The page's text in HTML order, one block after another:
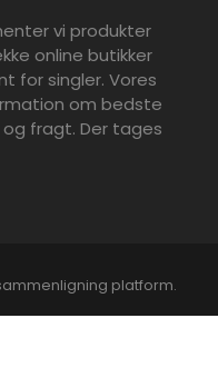
vi produkter
online butikker
for singler. Vores
om bedste
fragt. Der tages
platform.